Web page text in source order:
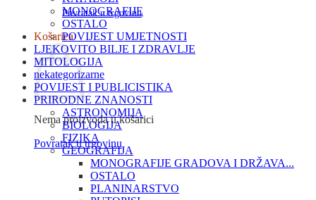
Povratak u trgovinu
Košarica
Nema proizvoda u košarici
Povratak u trgovinu
MONOGRAFIJE
OSTALO
POVIJEST UMJETNOSTI
LJEKOVITO BILJE I ZDRAVLJE
MITOLOGIJA
nekategorizarne
POVIJEST I PUBLICISTIKA
PRIRODNE ZNANOSTI
ASTRONOMIJA
BIOLOGIJA
FIZIKA
GEOGRAFIJA
MONOGRAFIJE GRADOVA I DRŽAVA...
OSTALO
PLANINARSTVO